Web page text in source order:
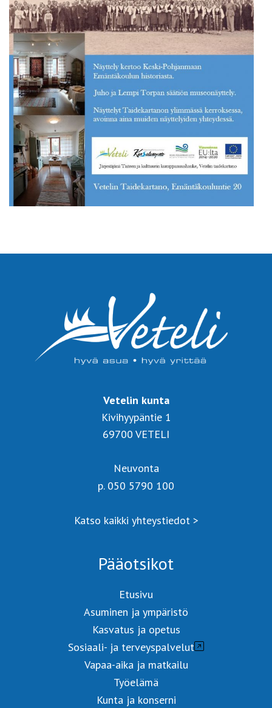
Vetelin kunta
Kivihyypäntie 1
69700 VETELI
Neuvonta
p. 050 5790 100
Katso kaikki yhteystiedot >
Pääotsikot
Etusivu
Asuminen ja ympäristö
Kasvatus ja opetus
Sosiaali- ja terveyspalvelut
Vapaa-aika ja matkailu
Työelämä
Kunta ja konserni